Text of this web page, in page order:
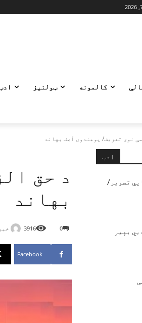
کالمونه ټولنیز
نوی تعریف/ پوهندوی آصف بهاند
د حق
بهاند
0
3916
Facebook
ادب
تصوير/
بهير